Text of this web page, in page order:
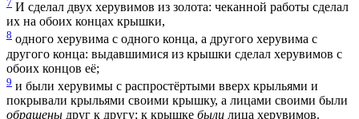
7 И сделал двух херувимов из золота: чеканной работы сделал
их на обоих концах крышки,
8 одного херувима с одного конца, а другого херувима с
другого конца: выдавшимися из крышки сделал херувимов с
обоих концов её;
9 и были херувимы с распростёртыми вверх крыльями и
покрывали крыльями своими крышку, а лицами своими были
обращены друг к другу; к крышке были лица херувимов.